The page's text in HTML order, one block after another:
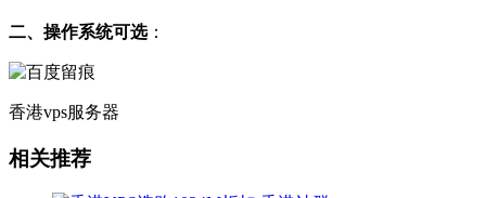
二、操作系统可选：
香港vps服务器
相关推荐